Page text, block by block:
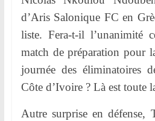
d’Aris Salonique FC en
liste. Fera-t-il l’unanimité
match de préparation pour
journée des éliminatoires
Côte d’Ivoire ? Là est toute
Autre surprise en défense,